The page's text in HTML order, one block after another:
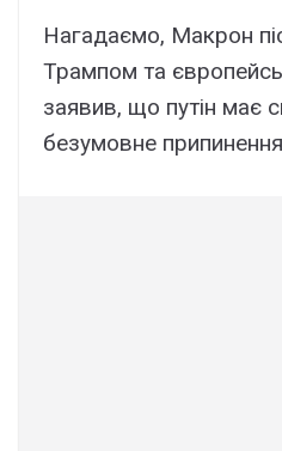
Нагадаємо, Макрон
Трампом та
заявив, що путін має
безумовне